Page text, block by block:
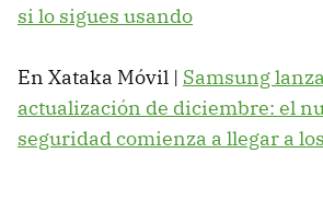
si lo sigues usando
En Xataka Móvil | Samsung
actualización de diciembre: el
seguridad comienza a llegar a